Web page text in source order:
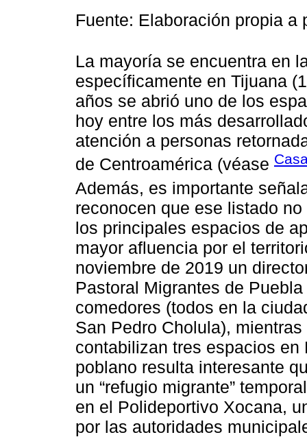
Fuente: Elaboración propia a
La mayoría se encuentra en
específicamente en Tijuana
años se abrió uno de los
hoy entre los más
atención a personas
de Centroamérica (véase
Además, es importante
reconocen que ese listado
los principales espacios de
mayor afluencia por el
noviembre de 2019 un
Pastoral Migrantes de
comedores (todos en la
San Pedro Cholula),
contabilizan tres espacios
poblano resulta interesante
un “refugio migrante”
en el Polideportivo Xocana,
por las autoridades